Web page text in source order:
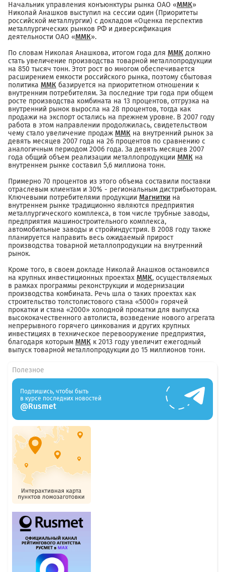
Начальник управления конъюнктуры рынка ОАО «ММК»
Николай Анашков выступил на сессии один (Приоритеты
российской металлургии) с докладом «Оценка перспектив
металлургических рынков РФ и диверсификация
деятельности ОАО «ММК».
По словам Николая Анашкова, итогом года для ММК должно
стать увеличение производства товарной металлопродукции
на 850 тысяч тонн. Этот рост во многом обеспечивается
расширением емкости российского рынка, поэтому сбытовая
политика ММК базируется на приоритетном отношении к
внутренним потребителям. За последние три года при общем
росте производства комбината на 13 процентов, отгрузка на
внутренний рынок выросла на 28 процентов, тогда как
продажи на экспорт остались на прежнем уровне. В 2007 году
работа в этом направлении продолжилась, свидетельством
чему стало увеличение продаж ММК на внутренний рынок за
девять месяцев 2007 года на 26 процентов по сравнению с
аналогичным периодом 2006 года. За девять месяцев 2007
года общий объем реализации металлопродукции ММК на
внутреннем рынке составил 5,6 миллиона тонн.
Примерно 70 процентов из этого объема составили поставки
отраслевым клиентам и 30% - региональным дистрибьюторам.
Ключевыми потребителями продукции Магнитки на
внутреннем рынке традиционно являются предприятия
металлургического комплекса, в том числе трубные заводы,
предприятия машиностроительного комплекса,
автомобильные заводы и стройиндустрия. В 2008 году также
планируется направить весь ожидаемый прирост
производства товарной металлопродукции на внутренний
рынок.
Кроме того, в своем докладе Николай Анашков остановился
на крупных инвестиционных проектах ММК, осуществляемых
в рамках программы реконструкции и модернизации
производства комбината. Речь шла о таких проектах как
строительство толстолистового стана «5000» горячей
прокатки и стана «2000» холодной прокатки для выпуска
высококачественного автолиста, возведение нового агрегата
непрерывного горячего цинкования и других крупных
инвестициях в техническое перевооружение предприятия,
благодаря которым ММК к 2013 году увеличит ежегодный
выпуск товарной металлопродукции до 15 миллионов тонн.
Полезное
Подпишись, чтобы быть
в курсе последних новостей
@Rusmet